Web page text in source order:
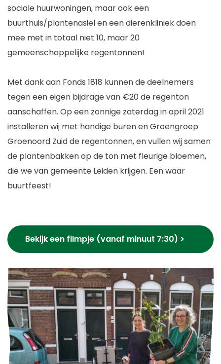
sociale huurwoningen, maar ook een
buurthuis/plantenasiel en een dierenkliniek doen
mee met in totaal niet 10, maar 20
gemeenschappelijke regentonnen!
Met dank aan Fonds 1818 kunnen de deelnemers
tegen een eigen bijdrage van €20 de regenton
aanschaffen. Op een zonnige zaterdag in april 2021
installeren wij met handige buren en Groengroep
Groenoord Zuid de regentonnen, en vullen wij samen
de plantenbakken op de ton met fleurige bloemen,
die we van gemeente Leiden krijgen. Een waar
buurtfeest!
Bekijk een filmpje (vanaf minuut 7:30) >